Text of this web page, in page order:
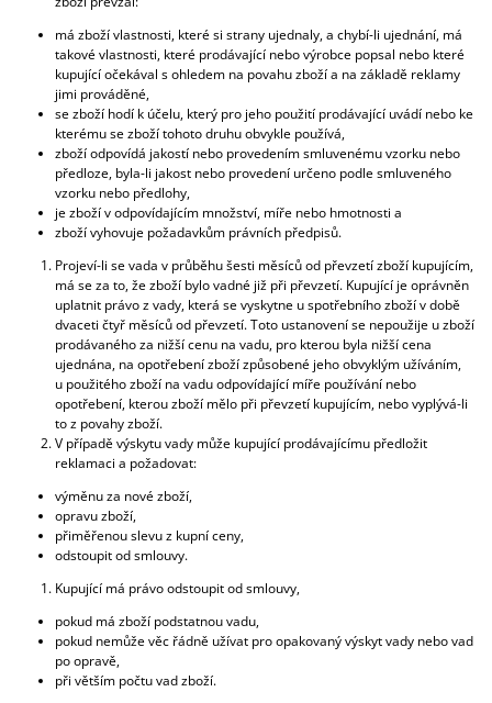
má zboží vlastnosti, které si strany ujednaly, a chybí-li ujednání, má
takové vlastnosti, které prodávající nebo výrobce popsal nebo které
kupující očekával s ohledem na povahu zboží a na základě reklamy
jimi prováděné,
se zboží hodí k účelu, který pro jeho použití prodávající uvádí nebo ke
kterému se zboží tohoto druhu obvykle používá,
zboží odpovídá jakostí nebo provedením smluvenému vzorku nebo
předloze, byla-li jakost nebo provedení určeno podle smluveného
vzorku nebo předlohy,
je zboží v odpovídajícím množství, míře nebo hmotnosti a
zboží vyhovuje požadavkům právních předpisů.
Projeví-li se vada v průběhu šesti měsíců od převzetí zboží kupujícím,
má se za to, že zboží bylo vadné již při převzetí. Kupující je oprávněn
uplatnit právo z vady, která se vyskytne u spotřebního zboží v době
dvaceti čtyř měsíců od převzetí. Toto ustanovení se nepoužije u zboží
prodávaného za nižší cenu na vadu, pro kterou byla nižší cena
ujednána, na opotřebení zboží způsobené jeho obvyklým užíváním,
u použitého zboží na vadu odpovídající míře používání nebo
opotřebení, kterou zboží mělo při převzetí kupujícím, nebo vyplývá-li
to z povahy zboží.
V případě výskytu vady může kupující prodávajícímu předložit
reklamaci a požadovat:
výměnu za nové zboží,
opravu zboží,
přiměřenou slevu z kupní ceny,
odstoupit od smlouvy.
Kupující má právo odstoupit od smlouvy,
pokud má zboží podstatnou vadu,
pokud nemůže věc řádně užívat pro opakovaný výskyt vady nebo vad
po opravě,
při větším počtu vad zboží.